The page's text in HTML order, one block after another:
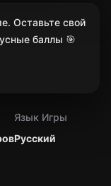
Русский
Язык Игры
Оставьте свой
баллы 🎯